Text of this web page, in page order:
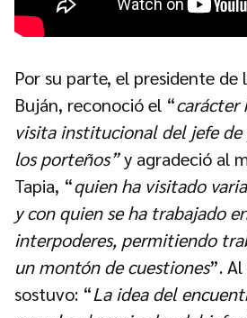
Por su parte, el presidente de
Buján, reconoció el “carácter
visita institucional del jefe
los porteños”y agradeció al
Tapia, “quien ha visitado
y con quien se ha trabajado
interpoderes, permitiendo
un montón de cuestiones”.
sostuvo: “La idea del